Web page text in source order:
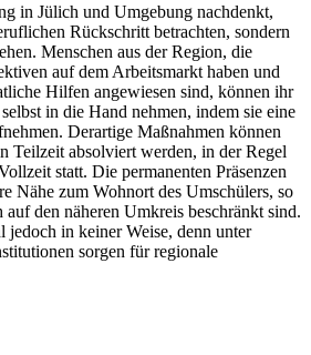
in Jülich und Umgebung nachdenkt,
Rückschritt betrachten, sondern
Menschen aus der Region, die
auf dem Arbeitsmarkt haben und
Hilfen angewiesen sind, können ihr
in die Hand nehmen, indem sie eine
Derartige Maßnahmen können
Teilzeit absolviert werden, in der Regel
statt. Die permanenten Präsenzen
Nähe zum Wohnort des Umschülers, so
auf den näheren Umkreis beschränkt sind.
jedoch in keiner Weise, denn unter
sorgen für regionale